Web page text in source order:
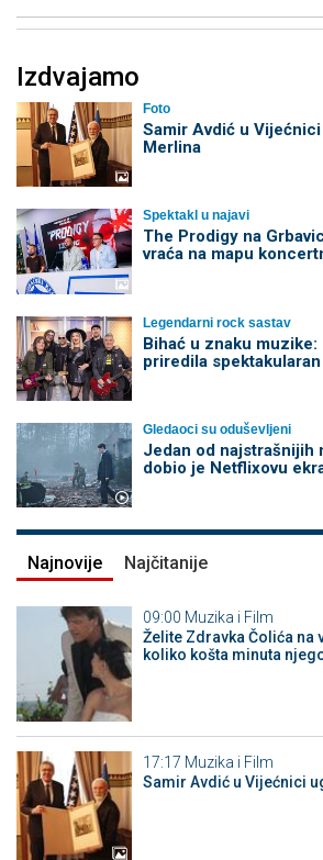
Izdvajamo
Foto
Samir Avdić u
Merlina
Spektakl u najavi
The Prodigy na
vraća na mapu
Legendarni rock sastav
Bihać u znaku
priredila
Gledaoci su oduševljeni
Jedan od najstrašnijih
dobio je Netflixovu
Najnovije Najčitanije
09:00 Muzika i Film
Želite Zdravka Čolića na
koliko košta minuta
17:17 Muzika i Film
Samir Avdić u Vijećnici